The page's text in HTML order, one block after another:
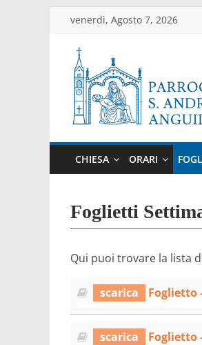
Salta
contenuto
venerdì, Agosto 7, 2026
di
Veneta
ufficiale
parrocchia
CHIESA ORARI
Foglietti
Qui puoi trovare la lista
scarica Foglietto
scarica Foglietto